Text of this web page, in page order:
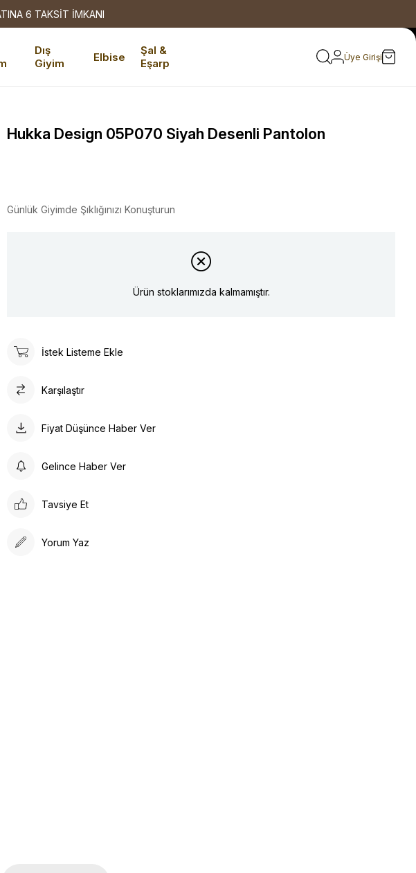
6 TAKSİT İMKANI
Dış
Giyim
Elbise
Şal &
Eşarp
Üye Girişi
Hukka Design 05P070 Siyah Desenli Pantolon
Günlük Giyimde Şıklığınızı Konuşturun
Ürün stoklarımızda kalmamıştır.
İstek Listeme Ekle
Karşılaştır
Fiyat Düşünce Haber Ver
Gelince Haber Ver
Tavsiye Et
Yorum Yaz